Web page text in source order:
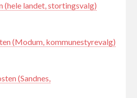
(hele landet, stortingsvalg)
(Modum, kommunestyrevalg)
(Sandnes,